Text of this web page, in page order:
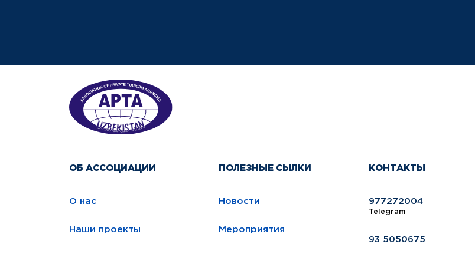
ОБ АССОЦИАЦИИ
О нас
Наши проекты
ПОЛЕЗНЫЕ СЫЛКИ
Новости
Мероприятия
КОНТАКТЫ
977272004
Telegram
93 5050675